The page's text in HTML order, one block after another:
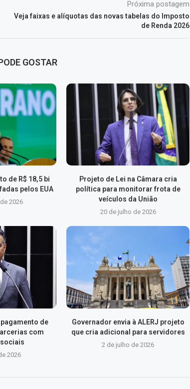
Próxima postagem
Veja faixas e alíquotas das novas tabelas do Imposto
de Renda 2026
GOSTAR
de R$ 18,5 bi
pelos EUA
2026
Projeto de Lei na Câmara cria
política para monitorar frota de
veículos da União
20 de julho de 2026
de
com
2026
Governador envia à ALERJ projeto
que cria adicional para servidores
2 de julho de 2026